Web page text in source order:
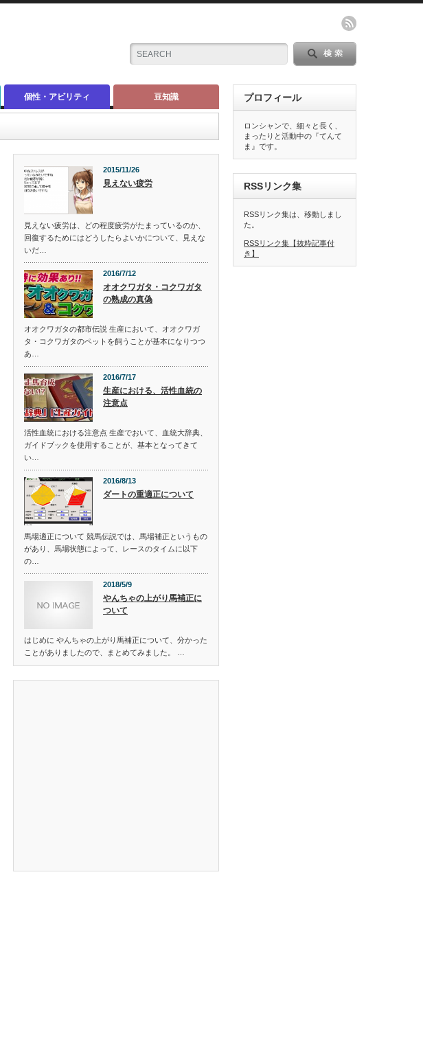
個性・アビリティ 豆知識
2015/11/26
見えない疲労
見えない疲労は、どの程度疲労がたまっているのか、
回復するためにはどうしたらよいかについて、見えな
いだ…
2016/7/12
オオクワガタ・コクワガタ
の熟成の真偽
オオクワガタの都市伝説 生産において、オオクワガ
タ・コクワガタのペットを飼うことが基本になりつつ
あ…
2016/7/17
生産における、活性血統の
注意点
活性血統における注意点 生産でおいて、血統大辞典、
ガイドブックを使用することが、基本となってきて
い…
2016/8/13
ダートの重適正について
馬場適正について 競馬伝説では、馬場補正というもの
があり、馬場状態によって、レースのタイムに以下
の…
2018/5/9
やんちゃの上がり馬補正に
ついて
はじめに やんちゃの上がり馬補正について、分かった
ことがありましたので、まとめてみました。 …
プロフィール
ロンシャンで、細々と長く、
まったりと活動中の『てんて
ま』です。
RSSリンク集
RSSリンク集は、移動しまし
た。
RSSリンク集【抜粋記事付
き】